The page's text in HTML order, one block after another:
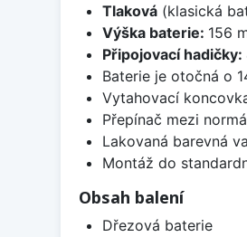
Tlaková(klasická
Výška baterie: 156
Připojovací hadičky:
Baterie je otočná o
Vytahovací
Přepínač mezi
Lakovaná barevná
Montáž do
Obsah balení
Dřezová baterie